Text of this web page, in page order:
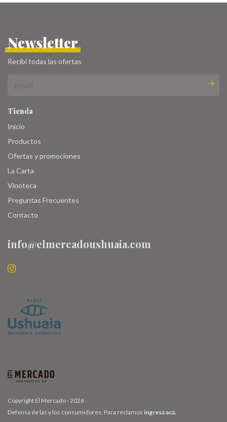
Newsletter
Recibí todas las ofertas
Tienda
Inicio
Productos
Ofertas y promociones
La Carta
Vinoteca
Preguntas Frecuentes
Contacto
info@elmercadoushuaia.com
Copyright El Mercado - 2026
Defensa de las y los consumidores. Para reclamos ingresá acá.